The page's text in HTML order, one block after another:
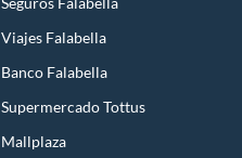
Viajes Falabella
Banco Falabella
Supermercado Tottus
Mallplaza